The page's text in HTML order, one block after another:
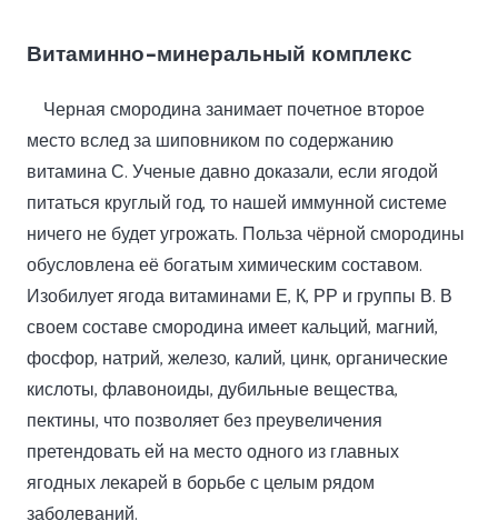
Витаминно-минеральный комплекс
Черная смородина занимает почетное второе
место вслед за шиповником по содержанию
витамина С. Ученые давно доказали, если ягодой
питаться круглый год, то нашей иммунной системе
ничего не будет угрожать. Польза чёрной смородины
обусловлена её богатым химическим составом.
Изобилует ягода витаминами Е, К, РР и группы В. В
своем составе смородина имеет кальций, магний,
фосфор, натрий, железо, калий, цинк, органические
кислоты, флавоноиды, дубильные вещества,
пектины, что позволяет без преувеличения
претендовать ей на место одного из главных
ягодных лекарей в борьбе с целым рядом
заболеваний.